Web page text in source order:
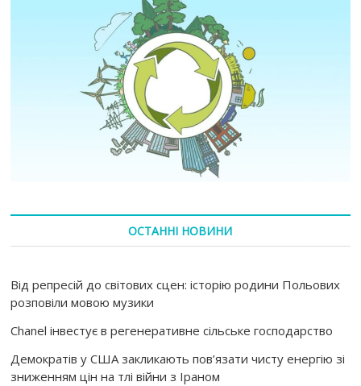
ОСТАННІ НОВИНИ
Від репресій до світових сцен: історію родини Польових
розповіли мовою музики
Chanel інвестує в регенеративне сільське господарство
Демократів у США закликають пов’язати чисту енергію зі
зниженням цін на тлі війни з Іраном